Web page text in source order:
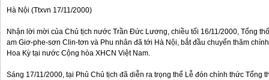
Hà Nội (Ttxvn 17/11/2000)
Nhận lời mời của Chủ tịch nước Trần Đức Lương, chiều tối 16/11/2000, Tổng
am Giơ-phe-sơn Clin-tơn và Phu nhân đã tới Hà Nội, bắt đầu chuyến thăm
Hoa Kỳ tại nước Cộng hòa XHCN Việt Nam.
Sáng 17/11/2000, tại Phủ Chủ tịch đã diễn ra trọng thể Lễ đón chính thức Tổng